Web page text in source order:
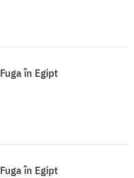
Fuga în Egipt
Fuga în Egipt